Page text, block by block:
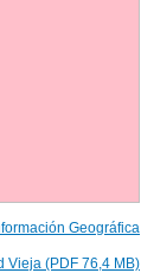
Geográfica
Vieja (PDF 76,4 MB)